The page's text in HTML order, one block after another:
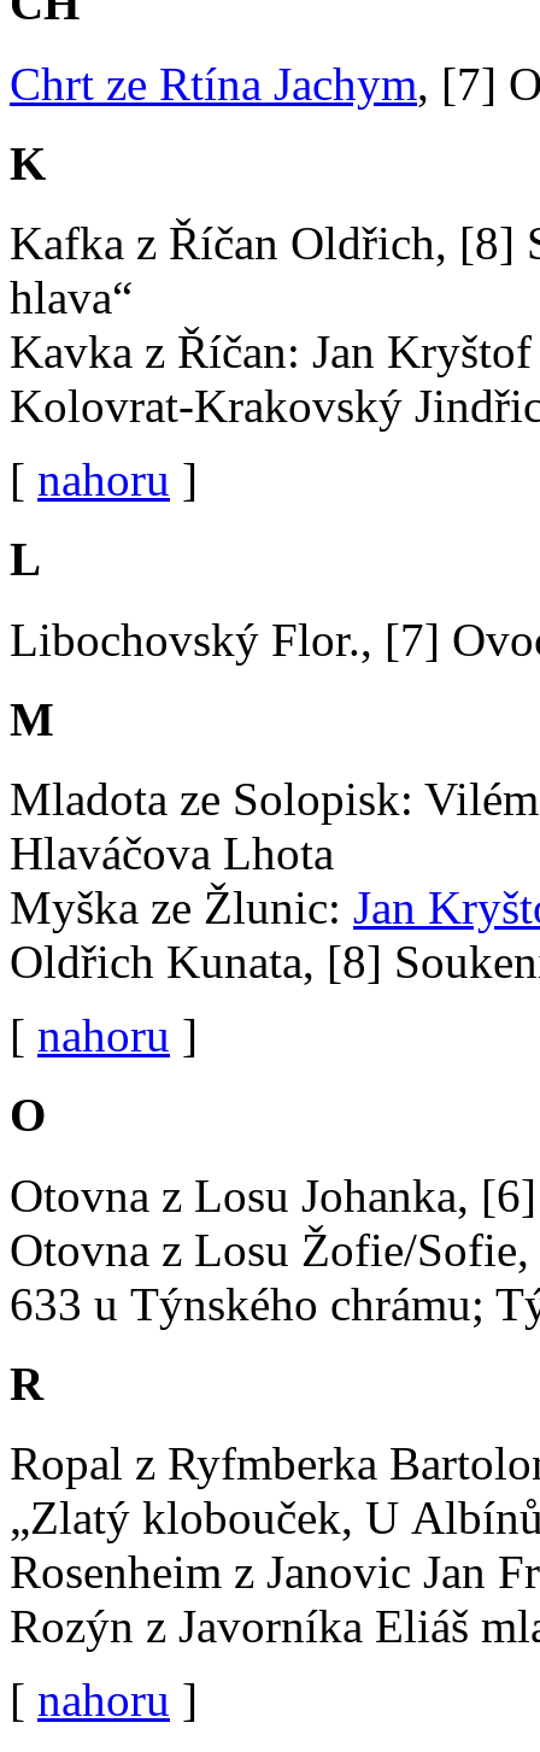
Chrt ze Rtína Jachym, [7]
K
Kafka z Říčan Oldřich, [8]
hlava“
Kavka z Říčan: Jan
Kolovrat-Krakovský
[ nahoru ]
L
Libochovský Flor., [7]
M
Mladota ze Solopisk:
Hlaváčova Lhota
Myška ze Žlunic: Jan
Oldřich Kunata, [8]
[ nahoru ]
O
Otovna z Losu Johanka,
Otovna z Losu Žofie/
633 u Týnského chrámu;
R
Ropal z Ryfmberka
„Zlatý klobouček, U
Rosenheim z Janovic Jan
Rozýn z Javorníka Eliáš
[ nahoru ]